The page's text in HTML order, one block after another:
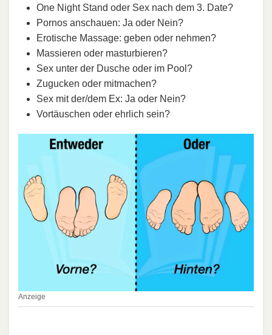
One Night Stand oder Sex nach dem 3. Date?
Pornos anschauen: Ja oder Nein?
Erotische Massage: geben oder nehmen?
Massieren oder masturbieren?
Sex unter der Dusche oder im Pool?
Zugucken oder mitmachen?
Sex mit der/dem Ex: Ja oder Nein?
Vortäuschen oder ehrlich sein?
Anzeige